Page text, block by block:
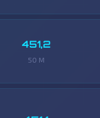
451,2
50 M